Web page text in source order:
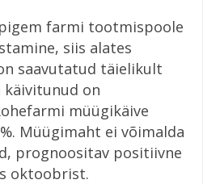
farmi tootmispoole
siis alates
saavutatud täielikult
on
müügikäive
Müügimaht ei võimalda
prognoositav positiivne
oktoobrist.